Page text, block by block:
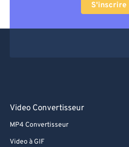
S'inscrire
Video Convertisseur
MP4 Convertisseur
Video à GIF